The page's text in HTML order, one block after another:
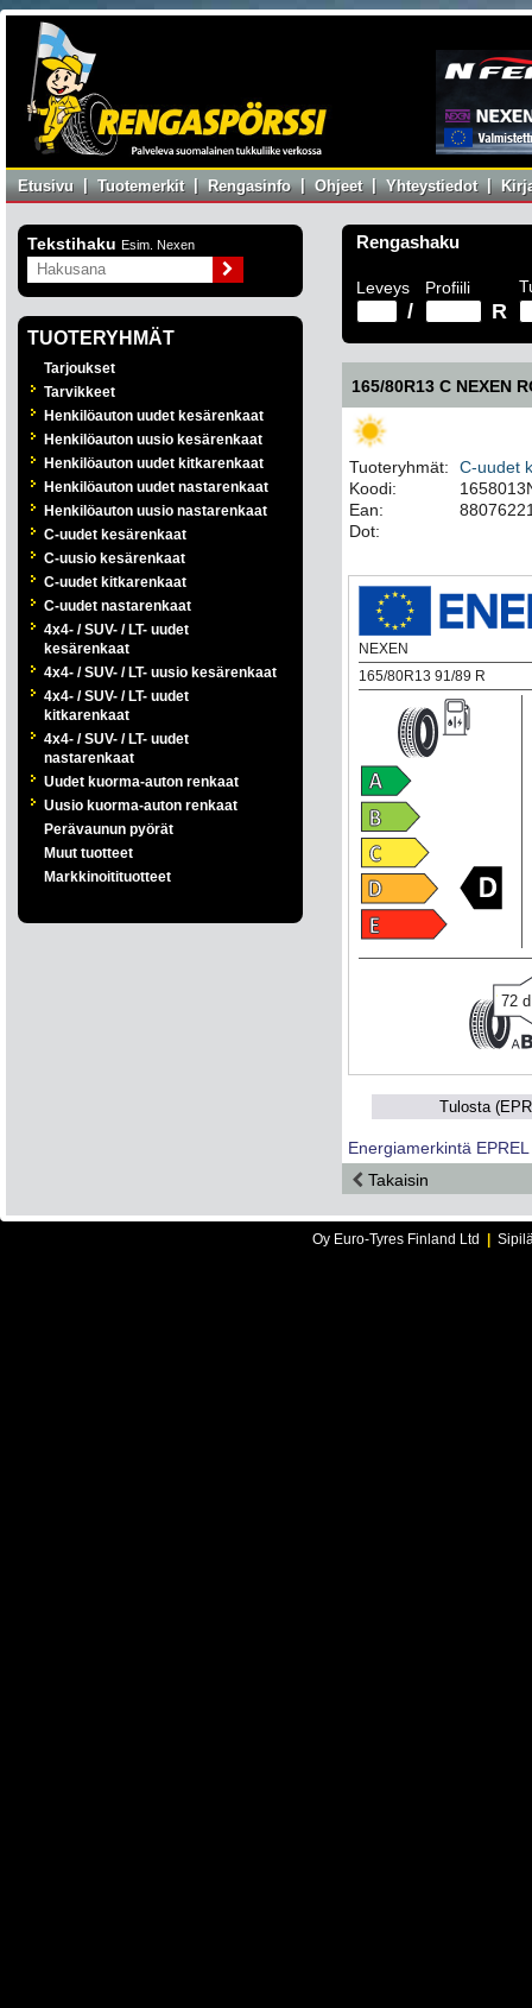
Etusivu | Tuotemerkit | Rengasinfo | Ohjeet | Yhteystiedot |
Tekstihaku Esim. Nexen
TUOTERYHMÄT
Tarjoukset
Tarvikkeet
Henkilöauton uudet kesärenkaat
Henkilöauton uusio kesärenkaat
Henkilöauton uudet kitkarenkaat
Henkilöauton uudet nastarenkaat
Henkilöauton uusio nastarenkaat
C-uudet kesärenkaat
C-uusio kesärenkaat
C-uudet kitkarenkaat
C-uudet nastarenkaat
4x4- / SUV- / LT- uudet
kesärenkaat
4x4- / SUV- / LT- uusio kesärenkaat
4x4- / SUV- / LT- uudet
kitkarenkaat
4x4- / SUV- / LT- uudet
nastarenkaat
Uudet kuorma-auton renkaat
Uusio kuorma-auton renkaat
Perävaunun pyörät
Muut tuotteet
Markkinoitituotteet
Rengashaku
Leveys
/
Profiili
R
165/80R13 C NEXEN
Tuoteryhmät:
C-uudet
Koodi:
Ean:
Dot:
NEXEN
165/80R13 91/89 R
72
Tulosta
Energiamerkintä EPREL
Takaisin
Oy Euro-Tyres Finland Ltd